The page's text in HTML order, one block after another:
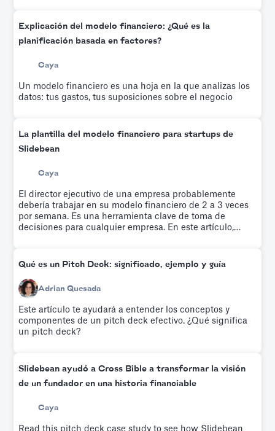
Explicación del modelo financiero: ¿Qué es la
planificación basada en factores?
Caya
Un modelo financiero es una hoja en la que analizas los
datos: tus gastos, tus suposiciones sobre el negocio
La plantilla del modelo financiero para startups de
Slidebean
Caya
El director ejecutivo de una empresa probablemente
debería trabajar en su modelo financiero de 2 a 3 veces
por semana. Es una herramienta clave de toma de
decisiones para cualquier empresa. En este artículo,
rentabilidad.
Qué es un Pitch Deck: significado, ejemplo y guía
Adrian Quesada
Este artículo te ayudará a entender los conceptos y
componentes de un pitch deck efectivo. ¿Qué significa
un pitch deck?
Slidebean ayudó a Cross Bible a transformar la visión
de un fundador en una historia financiable
Caya
Read this pitch deck case study to see how Slidebean